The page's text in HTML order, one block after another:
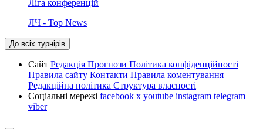
Ліга конференцій
ЛЧ - Top News
До всіх турнірів
Сайт Редакція Прогнози Політика конфіденційності
Правила сайту Контакти Правила коментування
Редакційна політика Структура власності
Соціальні мережі facebook x youtube instagram telegram
viber